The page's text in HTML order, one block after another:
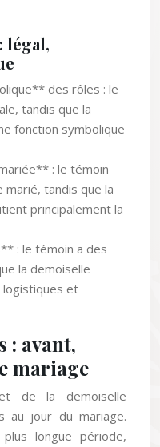
légal,
des rôles : le
tandis que la
fonction symbolique
: le témoin
tandis que la
principalement la
: le témoin a des
la demoiselle
logistiques et
: avant,
mariage
de la demoiselle
au jour du mariage.
longue période,